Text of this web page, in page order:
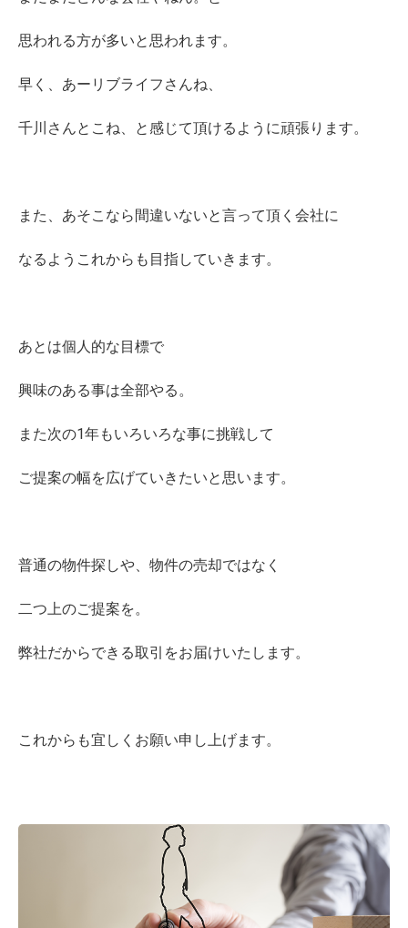
思われる方が多いと思われます。
早く、あーリブライフさんね、
千川さんとこね、と感じて頂けるように頑張ります。
また、あそこなら間違いないと言って頂く会社に
なるようこれからも目指していきます。
あとは個人的な目標で
興味のある事は全部やる。
また次の1年もいろいろな事に挑戦して
ご提案の幅を広げていきたいと思います。
普通の物件探しや、物件の売却ではなく
二つ上のご提案を。
弊社だからできる取引をお届けいたします。
これからも宜しくお願い申し上げます。